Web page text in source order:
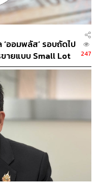
TEAM
STANDARD
ออมพลัส’ รอบถัดไป
ายแบบ Small Lot
247